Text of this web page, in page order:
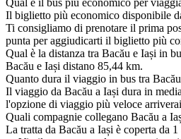
Qual è il bus più economico per
Il biglietto più economico disponibile
Ti consigliamo di prenotare il prima
punta per aggiudicarti il biglietto più
Qual è la distanza tra Bacău e Iași in
Bacău e Iași distano 85,44 km.
Quanto dura il viaggio in bus tra
Il viaggio da Bacău a Iași dura in
l'opzione di viaggio più veloce
Quali compagnie collegano Bacău a
La tratta da Bacău a Iași è coperta da